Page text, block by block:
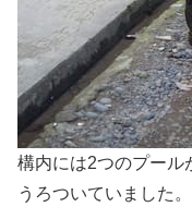
構内には2つのプール
うろついていました